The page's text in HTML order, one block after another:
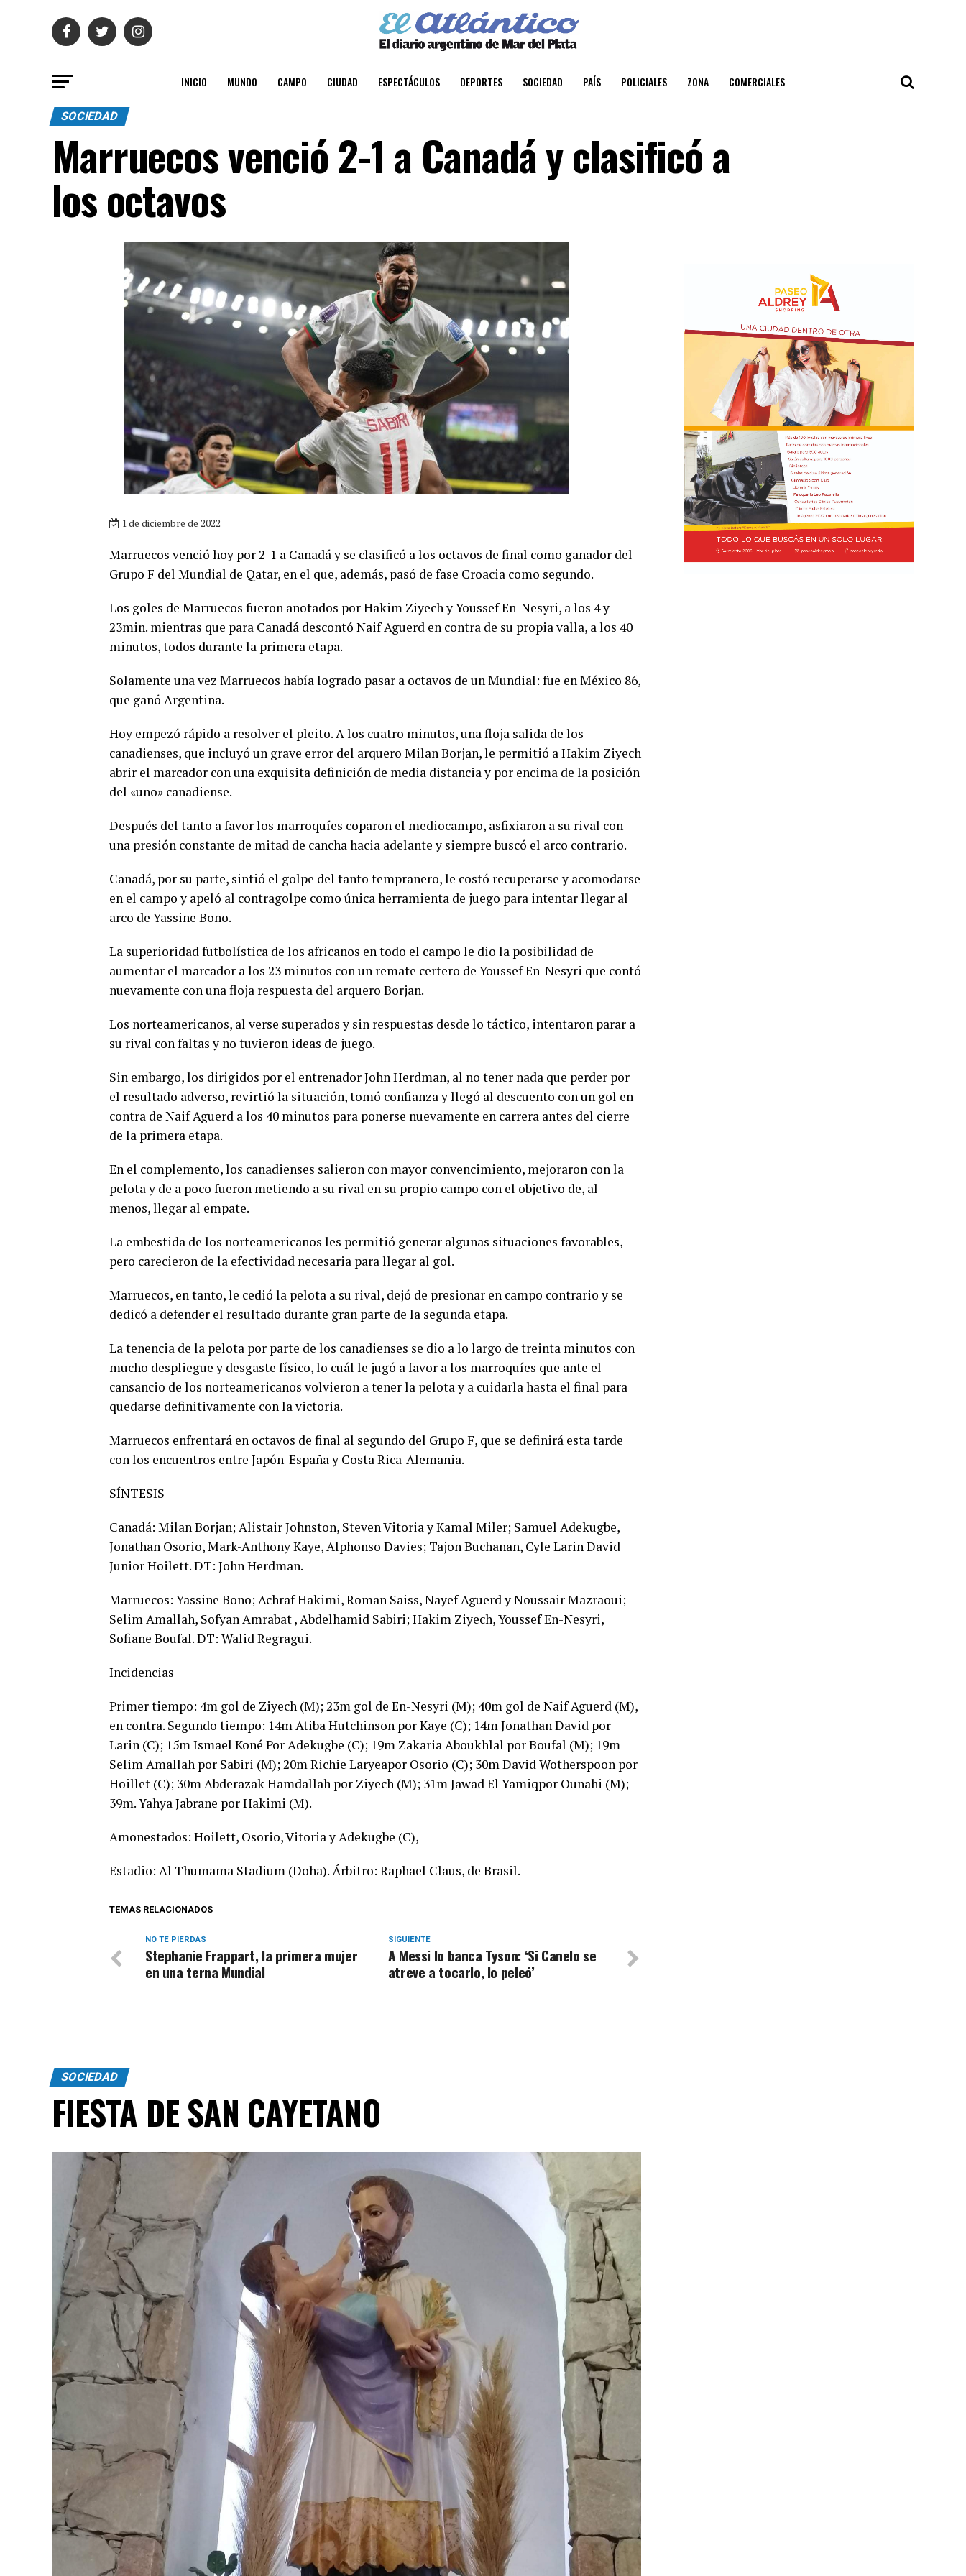
INICIO MUNDO CAMPO CIUDAD ESPECTÁCULOS DEPORTES SOCIEDAD PAÍS POLICIALES ZONA COMERCIALES
SOCIEDAD
Marruecos venció 2-1 a Canadá y clasificó a
los octavos
1 de diciembre de 2022
Marruecos venció hoy por 2-1 a Canadá y se clasificó a los octavos de final como ganador del
Grupo F del Mundial de Qatar, en el que, además, pasó de fase Croacia como segundo.
Los goles de Marruecos fueron anotados por Hakim Ziyech y Youssef En-Nesyri, a los 4 y
23min. mientras que para Canadá descontó Naif Aguerd en contra de su propia valla, a los 40
minutos, todos durante la primera etapa.
Solamente una vez Marruecos había logrado pasar a octavos de un Mundial: fue en México 86,
que ganó Argentina.
Hoy empezó rápido a resolver el pleito. A los cuatro minutos, una floja salida de los
canadienses, que incluyó un grave error del arquero Milan Borjan, le permitió a Hakim Ziyech
abrir el marcador con una exquisita definición de media distancia y por encima de la posición
del «uno» canadiense.
Después del tanto a favor los marroquíes coparon el mediocampo, asfixiaron a su rival con
una presión constante de mitad de cancha hacia adelante y siempre buscó el arco contrario.
Canadá, por su parte, sintió el golpe del tanto tempranero, le costó recuperarse y acomodarse
en el campo y apeló al contragolpe como única herramienta de juego para intentar llegar al
arco de Yassine Bono.
La superioridad futbolística de los africanos en todo el campo le dio la posibilidad de
aumentar el marcador a los 23 minutos con un remate certero de Youssef En-Nesyri que contó
nuevamente con una floja respuesta del arquero Borjan.
Los norteamericanos, al verse superados y sin respuestas desde lo táctico, intentaron parar a
su rival con faltas y no tuvieron ideas de juego.
Sin embargo, los dirigidos por el entrenador John Herdman, al no tener nada que perder por
el resultado adverso, revirtió la situación, tomó confianza y llegó al descuento con un gol en
contra de Naif Aguerd a los 40 minutos para ponerse nuevamente en carrera antes del cierre
de la primera etapa.
En el complemento, los canadienses salieron con mayor convencimiento, mejoraron con la
pelota y de a poco fueron metiendo a su rival en su propio campo con el objetivo de, al
menos, llegar al empate.
La embestida de los norteamericanos les permitió generar algunas situaciones favorables,
pero carecieron de la efectividad necesaria para llegar al gol.
Marruecos, en tanto, le cedió la pelota a su rival, dejó de presionar en campo contrario y se
dedicó a defender el resultado durante gran parte de la segunda etapa.
La tenencia de la pelota por parte de los canadienses se dio a lo largo de treinta minutos con
mucho despliegue y desgaste físico, lo cuál le jugó a favor a los marroquíes que ante el
cansancio de los norteamericanos volvieron a tener la pelota y a cuidarla hasta el final para
quedarse definitivamente con la victoria.
Marruecos enfrentará en octavos de final al segundo del Grupo F, que se definirá esta tarde
con los encuentros entre Japón-España y Costa Rica-Alemania.
SÍNTESIS
Canadá: Milan Borjan; Alistair Johnston, Steven Vitoria y Kamal Miler; Samuel Adekugbe,
Jonathan Osorio, Mark-Anthony Kaye, Alphonso Davies; Tajon Buchanan, Cyle Larin David
Junior Hoilett. DT: John Herdman.
Marruecos: Yassine Bono; Achraf Hakimi, Roman Saiss, Nayef Aguerd y Noussair Mazraoui;
Selim Amallah, Sofyan Amrabat , Abdelhamid Sabiri; Hakim Ziyech, Youssef En-Nesyri,
Sofiane Boufal. DT: Walid Regragui.
Incidencias
Primer tiempo: 4m gol de Ziyech (M); 23m gol de En-Nesyri (M); 40m gol de Naif Aguerd (M),
en contra. Segundo tiempo: 14m Atiba Hutchinson por Kaye (C); 14m Jonathan David por
Larin (C); 15m Ismael Koné Por Adekugbe (C); 19m Zakaria Aboukhlal por Boufal (M); 19m
Selim Amallah por Sabiri (M); 20m Richie Laryeapor Osorio (C); 30m David Wotherspoon por
Hoillet (C); 30m Abderazak Hamdallah por Ziyech (M); 31m Jawad El Yamiqpor Ounahi (M);
39m. Yahya Jabrane por Hakimi (M).
Amonestados: Hoilett, Osorio, Vitoria y Adekugbe (C),
Estadio: Al Thumama Stadium (Doha). Árbitro: Raphael Claus, de Brasil.
TEMAS RELACIONADOS
SIGUIENTE
A Messi lo banca Tyson: ‘Si Canelo se
atreve a tocarlo, lo peleó’
NO TE PIERDAS
Stephanie Frappart, la primera mujer
en una terna Mundial
SOCIEDAD
FIESTA DE SAN CAYETANO